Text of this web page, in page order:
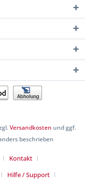
Versandkosten und ggf.
beschrieben
Kontakt
Hilfe / Support